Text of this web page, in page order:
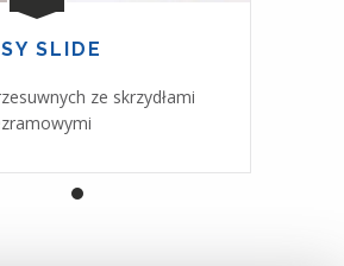
SLIDE
ze skrzydłami